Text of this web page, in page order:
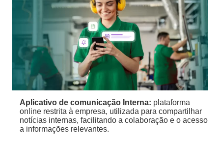
Aplicativo de comunicação Interna: plataforma
online restrita à empresa, utilizada para compartilhar
notícias internas, facilitando a colaboração e o acesso
a informações relevantes.